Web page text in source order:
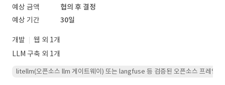
예상 금액
협의 후 결정
예상 기간
30일
개발
웹 외 1개
LLM 구축 외 1개
litellm(오픈소스 llm 게이트웨이) 또는 langfuse 등 검증된 오픈소스 프레임워